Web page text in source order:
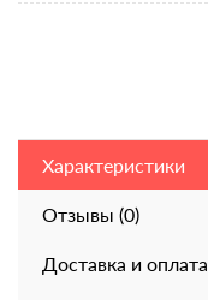
Характеристики
Отзывы (0)
Доставка и оплата